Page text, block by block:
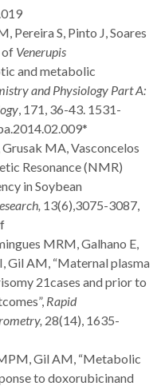
Pereira S, Pinto J, Soares
of Venerupis
and metabolic
and Physiology Part A:
, 171, 36-43. 1531-
MA, Vasconcelos
Resonance (NMR)
in Soybean
13(6),3075-3087,
MRM, Galhano E,
Gil AM, “Maternal plasma
21cases and prior to
Rapid
28(14), 1635-
Gil AM, “Metabolic
to doxorubicinand